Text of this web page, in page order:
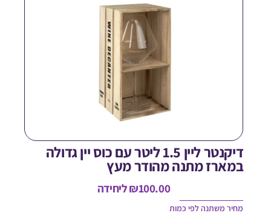
דיקנטר ליין 1.5 ליטר עם כוס יין גדולה
מתנה מהודר מעץ
₪100.00 ליחידה
משתנה לפי כמות